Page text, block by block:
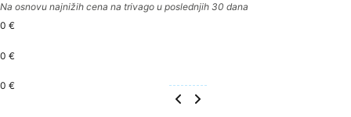
Na osnovu najnižih cena na trivago u poslednjih 30 dana
0 €
0 €
0 €